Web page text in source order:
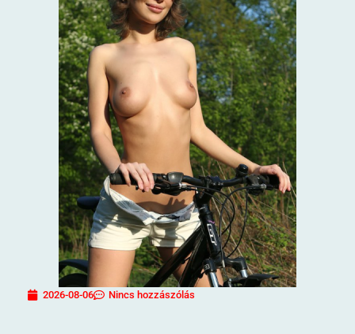
2026-08-06 Nincs hozzászólás